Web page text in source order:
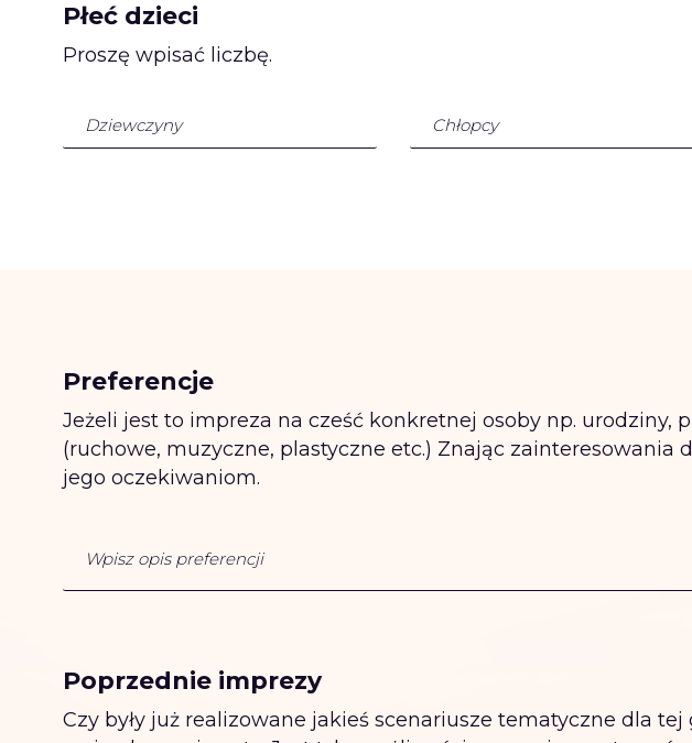
Płeć dzieci
Proszę wpisać liczbę.
Preferencje
Jeżeli jest to impreza na cześć konkretnej osoby np. urodziny,
(ruchowe, muzyczne, plastyczne etc.) Znając
jego oczekiwaniom.
Poprzednie imprezy
Czy były już realizowane jakieś scenariusze tematyczne dla